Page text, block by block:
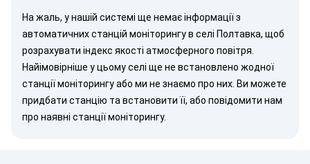
На жаль, у нашій системі ще немає інформації з
автоматичних станцій моніторингу в селі Полтавка, щоб
розрахувати індекс якості атмосферного повітря.
Найімовірніше у цьому селі ще не встановлено жодної
станції моніторингу або ми не знаємо про них. Ви можете
придбати станцію та встановити її, або повідомити нам
про наявні станції моніторингу.